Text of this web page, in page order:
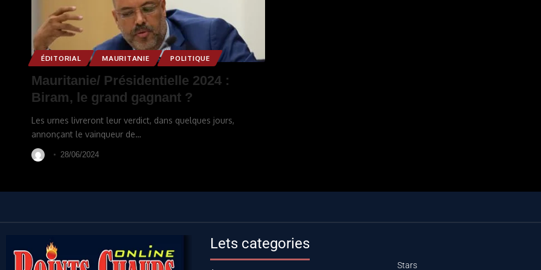
ÉDITORIAL MAURITANIE POLITIQUE
Mauritanie/ Présidentielle 2024 :
Biram, le grand gagnant ?
Les urnes livreront leur verdict, dans quelques jours,
annonçant le vainqueur de…
28/06/2024
Lets categories
Stars